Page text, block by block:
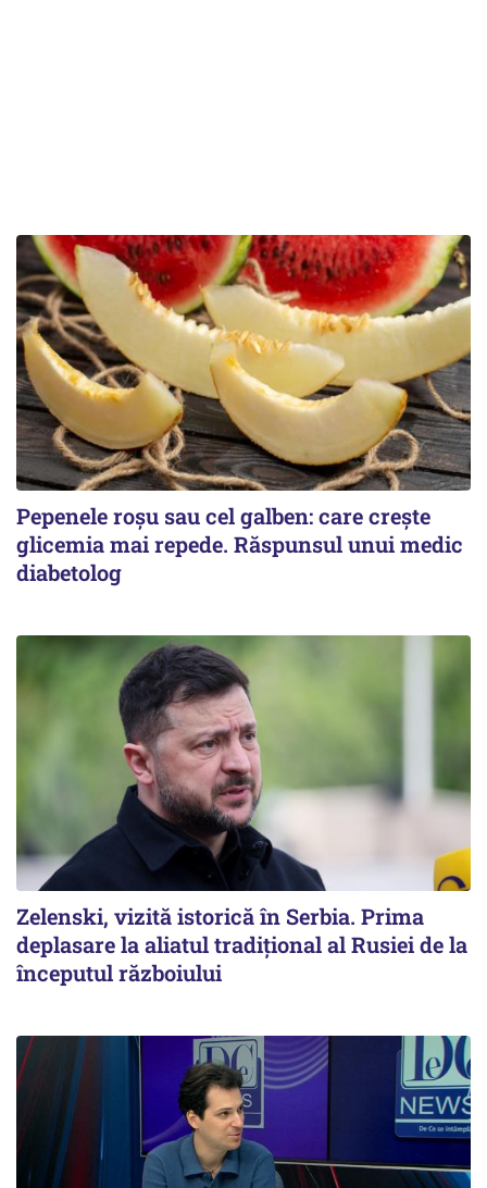
Pepenele roșu sau cel galben: care crește
glicemia mai repede. Răspunsul unui medic
diabetolog
Zelenski, vizită istorică în Serbia. Prima
deplasare la aliatul tradițional al Rusiei de la
începutul războiului